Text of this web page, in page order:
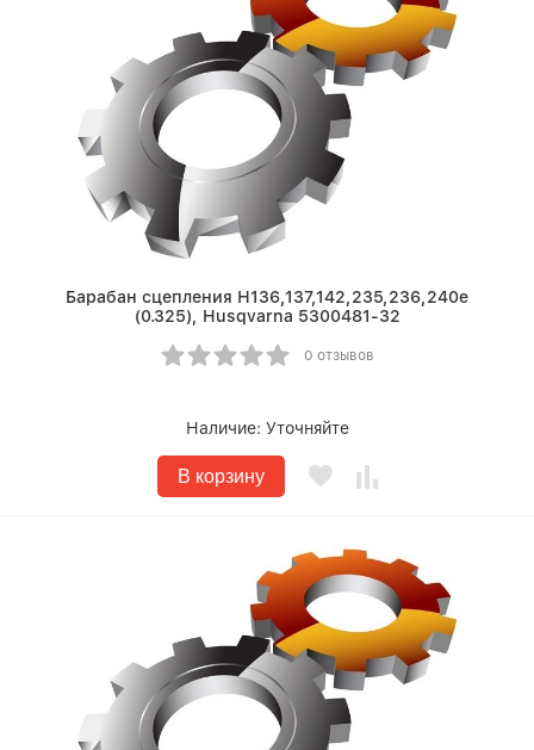
Барабан сцепления Н136,137,142,235,236,240e
(0.325), Husqvarna 5300481-32
0 отзывов
Наличие: Уточняйте
В корзину